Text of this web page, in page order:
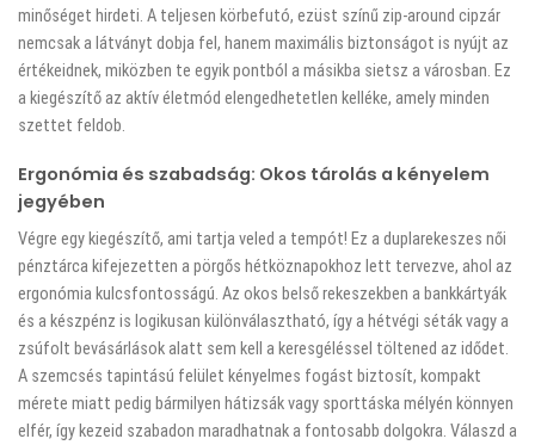
minőséget hirdeti. A teljesen körbefutó, ezüst színű zip-around cipzár
nemcsak a látványt dobja fel, hanem maximális biztonságot is nyújt az
értékeidnek, miközben te egyik pontból a másikba sietsz a városban. Ez
a kiegészítő az aktív életmód elengedhetetlen kelléke, amely minden
szettet feldob.
Ergonómia és szabadság: Okos tárolás a kényelem
jegyében
Végre egy kiegészítő, ami tartja veled a tempót! Ez a duplarekeszes női
pénztárca kifejezetten a pörgős hétköznapokhoz lett tervezve, ahol az
ergonómia kulcsfontosságú. Az okos belső rekeszekben a bankkártyák
és a készpénz is logikusan különválasztható, így a hétvégi séták vagy a
zsúfolt bevásárlások alatt sem kell a keresgéléssel töltened az idődet.
A szemcsés tapintású felület kényelmes fogást biztosít, kompakt
mérete miatt pedig bármilyen hátizsák vagy sporttáska mélyén könnyen
elfér, így kezeid szabadon maradhatnak a fontosabb dolgokra. Válaszd a